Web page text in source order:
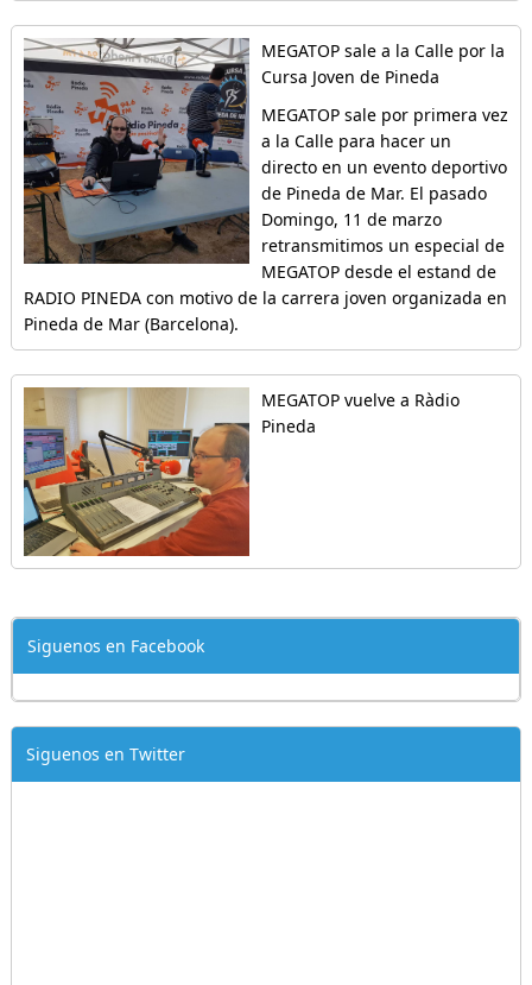
MEGATOP sale a la Calle por la
Cursa Joven de Pineda
MEGATOP sale por primera vez
a la Calle para hacer un
directo en un evento deportivo
de Pineda de Mar. El pasado
Domingo, 11 de marzo
retransmitimos un especial de
MEGATOP desde el estand de
RADIO PINEDA con motivo de la carrera joven organizada en
Pineda de Mar (Barcelona).
MEGATOP vuelve a Ràdio
Pineda
Siguenos en Facebook
Siguenos en Twitter